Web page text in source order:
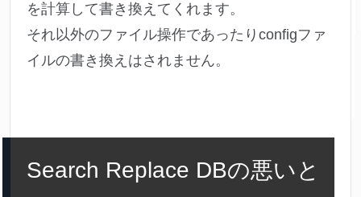
を計算して書き換えてくれます。
それ以外のファイル操作であったりconfigファ
イルの書き換えはされません。
Search Replace DBの悪いと